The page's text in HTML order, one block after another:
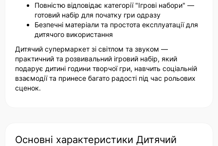
Повністю відповідає категорії "Ігрові набори" —
готовий набір для початку гри одразу
Безпечні матеріали та простота експлуатації для
дитячого використання
Дитячий супермаркет зі світлом та звуком —
практичний та розвивальний ігровий набір, який
подарує дитині години творчої гри, навчить соціальній
взаємодії та принесе багато радості під час рольових
сценок.
Основні характеристики Дитячий